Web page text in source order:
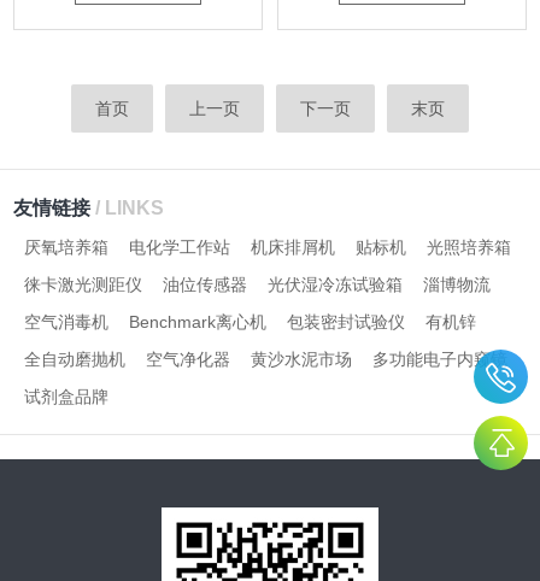
首页 上一页 下一页 末页
友情链接/ LINKS
厌氧培养箱 电化学工作站 机床排屑机 贴标机
光照培养箱
徕卡激光测距仪
油位传感器 光伏湿冷冻试验箱
淄博物流
空气消毒机
Benchmark离心机 包装密封试验仪
有机锌
全自动磨抛机
空气净化器 黄沙水泥市场
多功能电子内窥镜
试剂盒品牌